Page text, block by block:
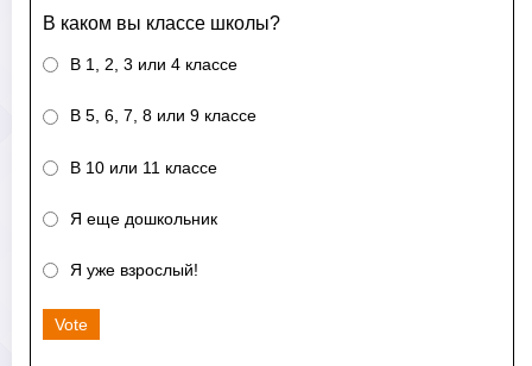
В каком вы классе школы?
В 1, 2, 3 или 4 классе
В 5, 6, 7, 8 или 9 классе
В 10 или 11 классе
Я еще дошкольник
Я уже взрослый!
Vote